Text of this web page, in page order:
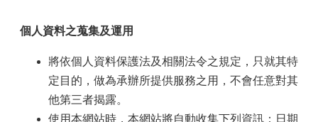
個人資料之蒐集及運用
將依個人資料保護法及相關法令之規定，只就其特
定目的，做為承辦所提供服務之用，不會任意對其
他第三者揭露。
使用本網站時，本網站將自動收集下列資訊：日期